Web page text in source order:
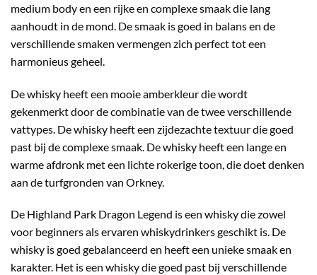
medium body en een rijke en complexe smaak die lang
aanhoudt in de mond. De smaak is goed in balans en de
verschillende smaken vermengen zich perfect tot een
harmonieus geheel.
De whisky heeft een mooie amberkleur die wordt
gekenmerkt door de combinatie van de twee verschillende
vattypes. De whisky heeft een zijdezachte textuur die goed
past bij de complexe smaak. De whisky heeft een lange en
warme afdronk met een lichte rokerige toon, die doet denken
aan de turfgronden van Orkney.
De Highland Park Dragon Legend is een whisky die zowel
voor beginners als ervaren whiskydrinkers geschikt is. De
whisky is goed gebalanceerd en heeft een unieke smaak en
karakter. Het is een whisky die goed past bij verschillende